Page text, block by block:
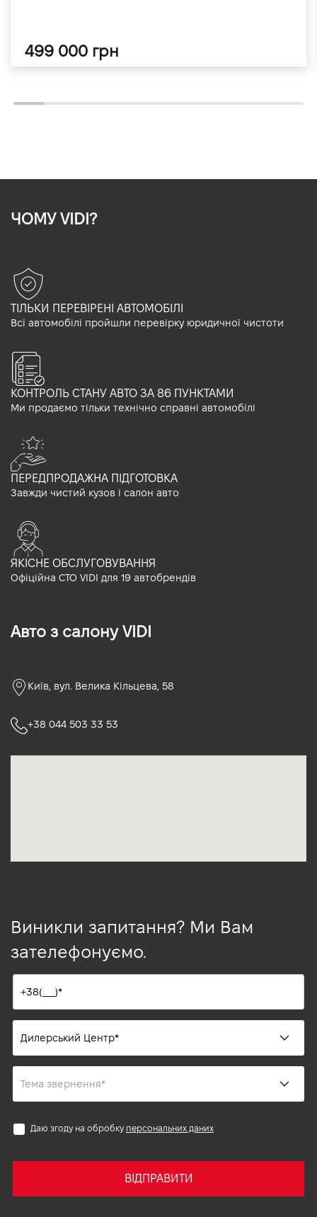
499 000 грн
ЧОМУ VIDI?
ТІЛЬКИ ПЕРЕВІРЕНІ АВТОМОБІЛІ
Всі автомобілі пройшли перевірку юридичної чистоти
КОНТРОЛЬ СТАНУ АВТО ЗА 86 ПУНКТАМИ
Ми продаємо тільки технічно справні автомобілі
ПЕРЕДПРОДАЖНА ПІДГОТОВКА
Завжди чистий кузов і салон авто
ЯКІСНЕ ОБСЛУГОВУВАННЯ
Офіційна СТО VIDI для 19 автобрендів
Авто з салону VIDI
Київ, вул. Велика Кільцева, 58
+38 044 503 33 53
Виникли запитання? Ми Вам
зателефонуємо.
Даю згоду на обробку персональних даних
ВІДПРАВИТИ